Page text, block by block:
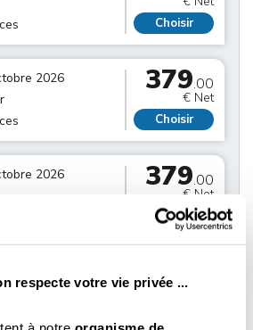
respecte votre vie privée ...
Choisir
2026
379.00
€ Net
Choisir
2026
379.00
€ Net
Choisir
379 € Net